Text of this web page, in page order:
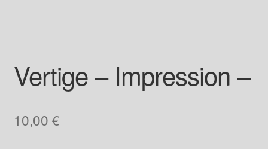
Vertige – Impression –
10,00 €